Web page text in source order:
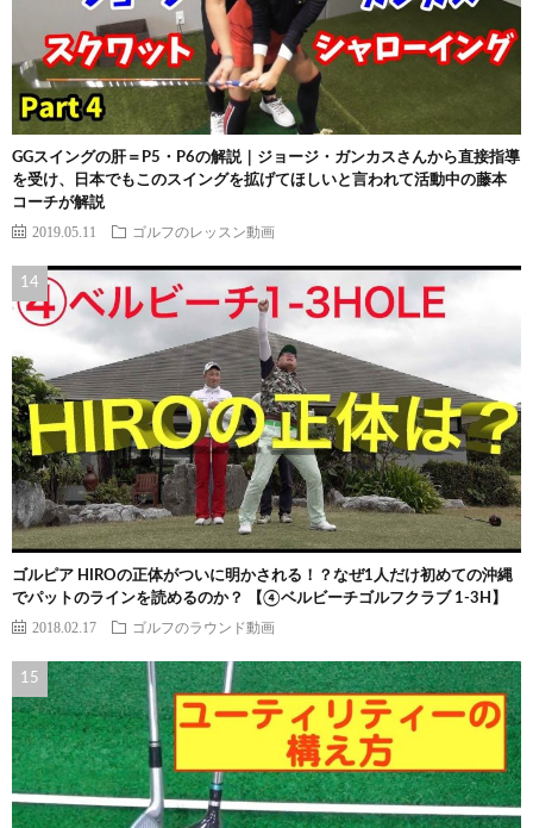
GGスイングの肝＝P5・P6の解説｜ジョージ・ガンカスさんから直接指導
を受け、日本でもこのスイングを拡げてほしいと言われて活動中の藤本
コーチが解説
2019.05.11 ゴルフのレッスン動画
ゴルピア HIROの正体がついに明かされる！？なぜ1人だけ初めての沖縄
でパットのラインを読めるのか？ 【④ベルビーチゴルフクラブ 1-3H】
2018.02.17 ゴルフのラウンド動画